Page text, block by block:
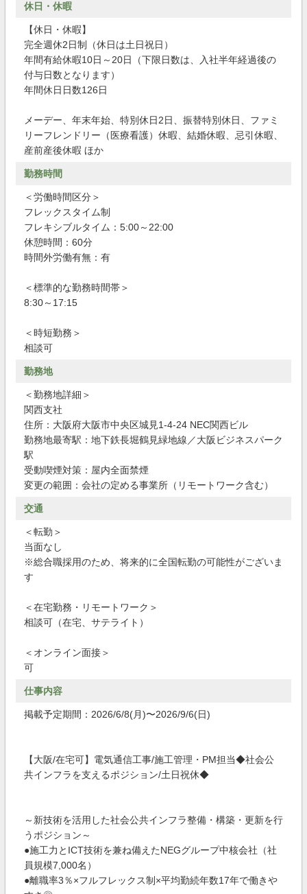
休日・休暇
【休日・休暇】
完全週休2日制（休日は土日祝日）
年間有給休暇10日～20日（下限日数は、入社半年経過後の
付与日数となります）
年間休日日数126日
メーデー、年末年始、特別休日2日、振替特別休日、ファミ
リーフレンドリー（医療看護）休暇、結婚休暇、忌引休暇、
産前産後休暇 ほか
勤務時間
＜労働時間区分＞
フレックスタイム制
フレキシブルタイム：5:00～22:00
休憩時間：60分
時間外労働有無：有
＜標準的な勤務時間帯＞
8:30～17:15
＜時短勤務＞
相談可
勤務地
＜勤務地詳細＞
関西支社
住所：大阪府大阪市中央区城見1-4-24 NEC関西ビル
勤務地最寄駅：地下鉄長堀鶴見緑地線／大阪ビジネスパーク
駅
受動喫煙対策：屋内全面禁煙
変更の範囲：会社の定める事業所（リモートワーク含む）
交通
＜転勤＞
当面なし
※総合職採用のため、将来的に全国転勤の可能性がございま
す
＜在宅勤務・リモートワーク＞
相談可（在宅、サテライト）
＜オンライン面接＞
可
仕事内容
掲載予定期間：2026/6/8(月)〜2026/9/6(日)
【大阪/在宅可】電気通信工事/施工管理・PM担当◆社会公
共インフラを支えるポジション/土日祝休◆
～新技術を活用した社会公共インフラ整備・構築・更新を行
うポジション～
●施工力とICT技術を兼ね備えたNEGグループ中核会社（社
員規模7,000名）
●離職率3％×フルフレックス制×平均勤続年数17年で働きや